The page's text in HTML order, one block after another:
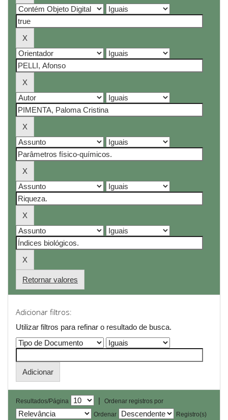
Retornar valores
Adicionar filtros:
Utilizar filtros para refinar o resultado de busca.
Resultados/Página |
Ordenar registros por
Ordenar
Registro(s)